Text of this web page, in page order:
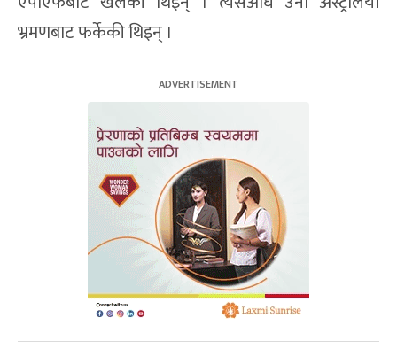
भ्रमणबाट फर्केकी थिइन् ।